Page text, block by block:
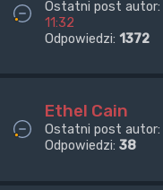
Ostatni post autor:
11:32
Odpowiedzi: 1372
Ethel Cain
Ostatni post autor:
Odpowiedzi: 38